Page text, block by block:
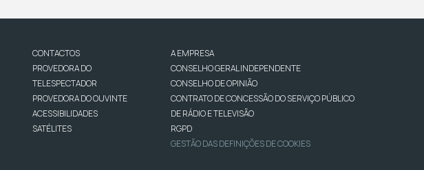
CONTACTOS
PROVEDORA DO
TELESPECTADOR
PROVEDORA DO OUVINTE
ACESSIBILIDADES
SATÉLITES
A EMPRESA
CONSELHO GERAL INDEPENDENTE
CONSELHO DE OPINIÃO
CONTRATO DE CONCESSÃO DO SERVIÇO PÚBLICO
DE RÁDIO E TELEVISÃO
RGPD
GESTÃO DAS DEFINIÇÕES DE COOKIES